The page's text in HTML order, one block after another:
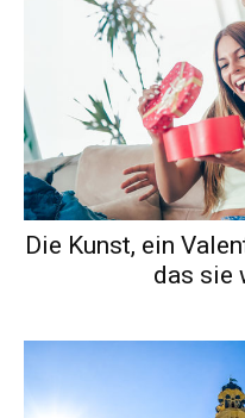
Die Kunst, ein
das sie